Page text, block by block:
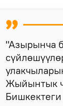
"Азырынча
Жыйынтык